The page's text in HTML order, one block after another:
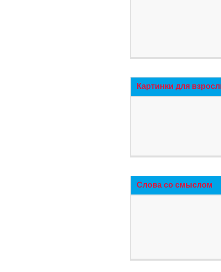
Картинки для
Слова со смыслом